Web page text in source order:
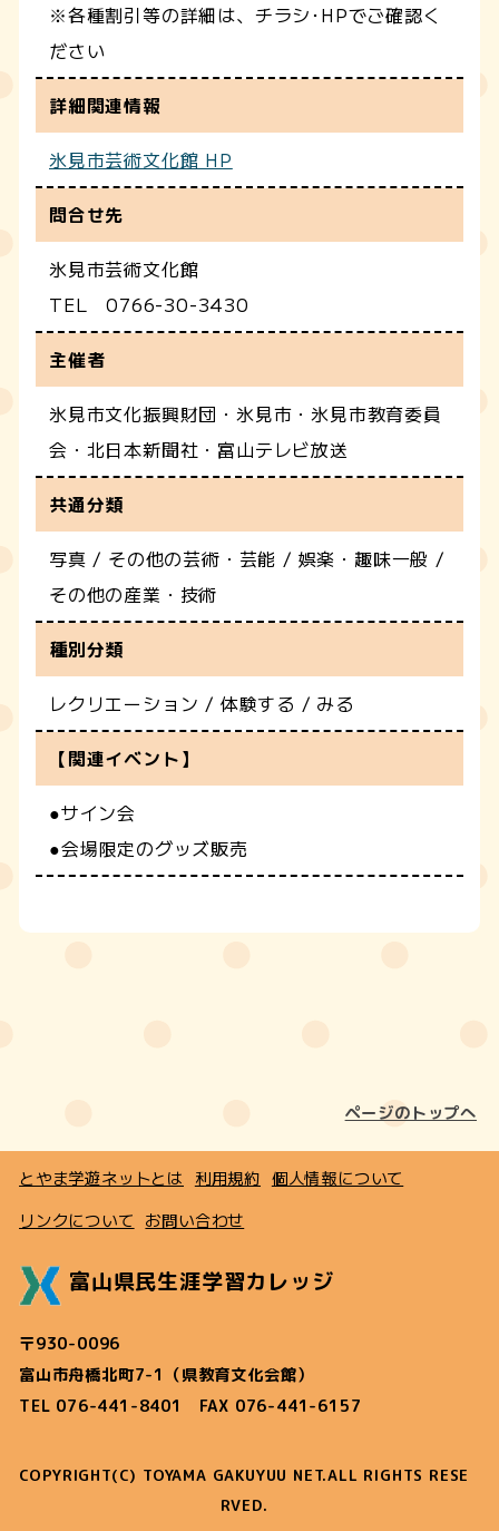
※各種割引等の詳細は、チラシ･HPでご確認く
ださい
詳細関連情報
氷見市芸術文化館 HP
問合せ先
氷見市芸術文化館
TEL 0766-30-3430
主催者
氷見市文化振興財団・氷見市・氷見市教育委員
会・北日本新聞社・富山テレビ放送
共通分類
写真 / その他の芸術・芸能 / 娯楽・趣味一般 /
その他の産業・技術
種別分類
レクリエーション / 体験する / みる
【関連イベント】
●サイン会
●会場限定のグッズ販売
ページのトップへ
とやま学遊ネットとは 利用規約 個人情報について
リンクについて お問い合わせ
富山県民生涯学習カレッジ
〒930-0096
富山市舟橋北町7-1（県教育文化会館）
TEL 076-441-8401 FAX 076-441-6157
COPYRIGHT(C) TOYAMA GAKUYUU NET.ALL RIGHTS RESE
RVED.